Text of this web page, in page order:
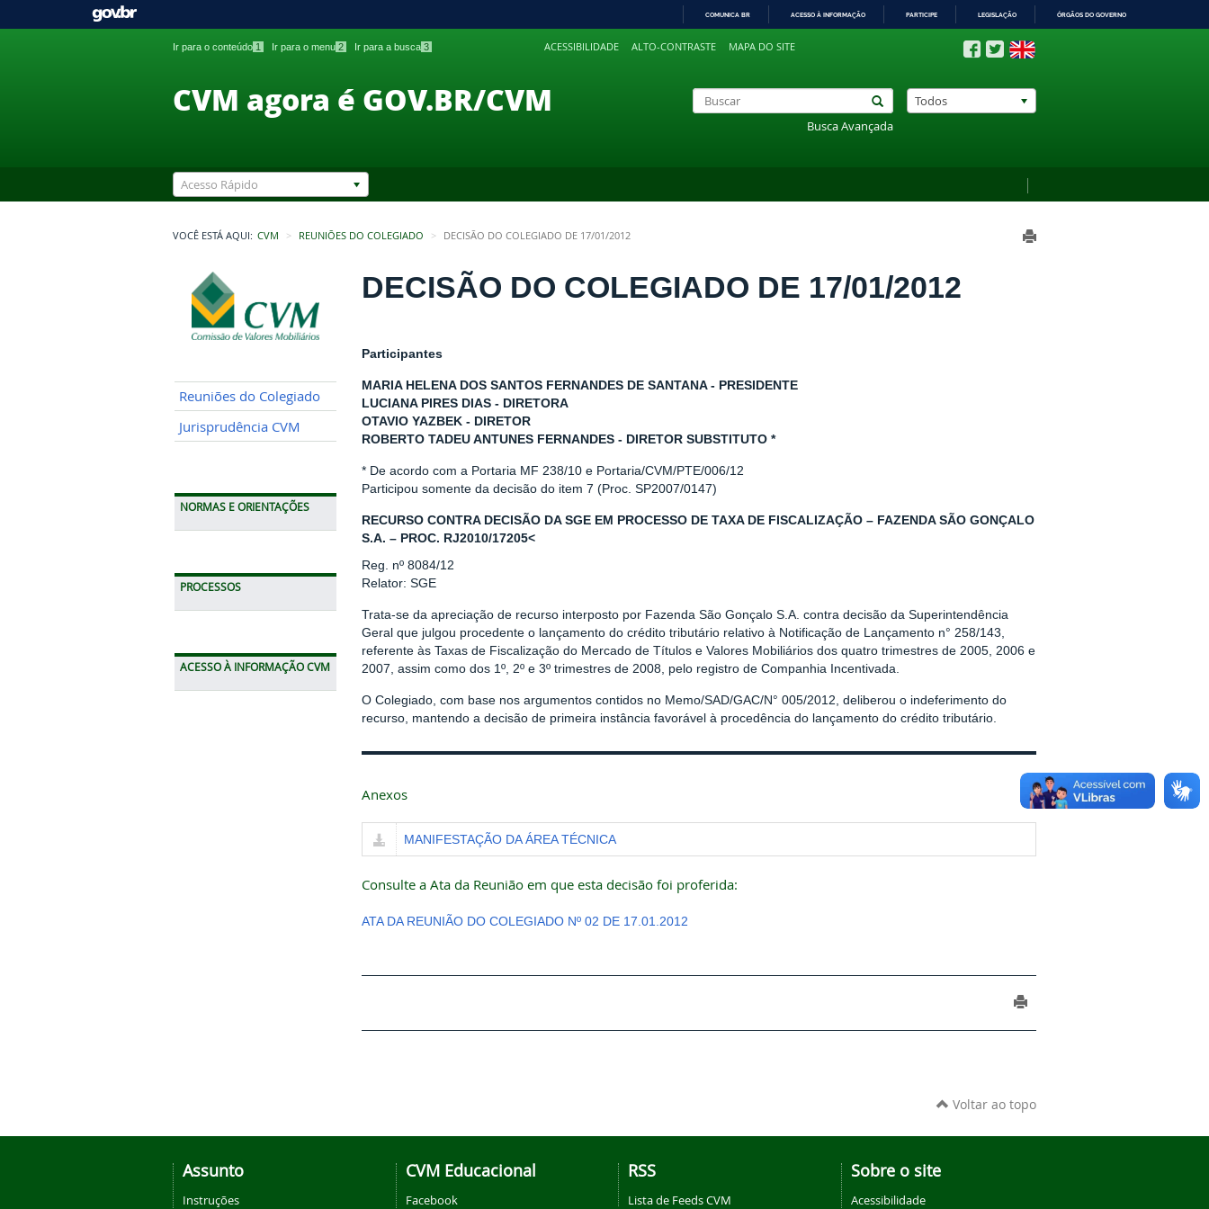
PARA
COMUNICA BR ACESSO À INFORMAÇÃO PARTICIPE LEGISLAÇÃO ÓRGÃOS DO GOVERNO
Ir para o conteúdo 1 Ir para o menu 2 Ir para a busca 3 ACESSIBILIDADE ALTO-CONTRASTE MAPA DO SITE
CVM agora é GOV.BR/CVM
Busca Avançada
Todos
Acesso Rápido
VOCÊ ESTÁ AQUI: CVM REUNIÕES DO COLEGIADO DECISÃO DO COLEGIADO DE 17/01/2012
Reuniões do Colegiado
Jurisprudência CVM
NORMAS E ORIENTAÇÕES
PROCESSOS
ACESSO À INFORMAÇÃO CVM
DECISÃO DO COLEGIADO DE 17/01/2012
Participantes
MARIA HELENA DOS SANTOS FERNANDES DE SANTANA - PRESIDENTE
LUCIANA PIRES DIAS - DIRETORA
OTAVIO YAZBEK - DIRETOR
ROBERTO TADEU ANTUNES FERNANDES - DIRETOR SUBSTITUTO *
* De acordo com a Portaria MF 238/10 e Portaria/CVM/PTE/006/12
Participou somente da decisão do item 7 (Proc. SP2007/0147)
RECURSO CONTRA DECISÃO DA SGE EM PROCESSO DE TAXA DE FISCALIZAÇÃO – FAZENDA SÃO GONÇALO
S.A. – PROC. RJ2010/17205<
Reg. nº 8084/12
Relator: SGE
Trata-se da apreciação de recurso interposto por Fazenda São Gonçalo S.A. contra decisão da Superintendência
Geral que julgou procedente o lançamento do crédito tributário relativo à Notificação de Lançamento n° 258/143,
referente às Taxas de Fiscalização do Mercado de Títulos e Valores Mobiliários dos quatro trimestres de 2005, 2006 e
2007, assim como dos 1º, 2º e 3º trimestres de 2008, pelo registro de Companhia Incentivada.
O Colegiado, com base nos argumentos contidos no Memo/SAD/GAC/N° 005/2012, deliberou o indeferimento do
recurso, mantendo a decisão de primeira instância favorável à procedência do lançamento do crédito tributário.
Anexos
MANIFESTAÇÃO DA ÁREA TÉCNICA
Consulte a Ata da Reunião em que esta decisão foi proferida:
ATA DA REUNIÃO DO COLEGIADO Nº 02 DE 17.01.2012
Voltar ao topo
Assunto
Instruções
CVM Educacional
Facebook
RSS
Lista de Feeds CVM
Sobre o site
Acessibilidade